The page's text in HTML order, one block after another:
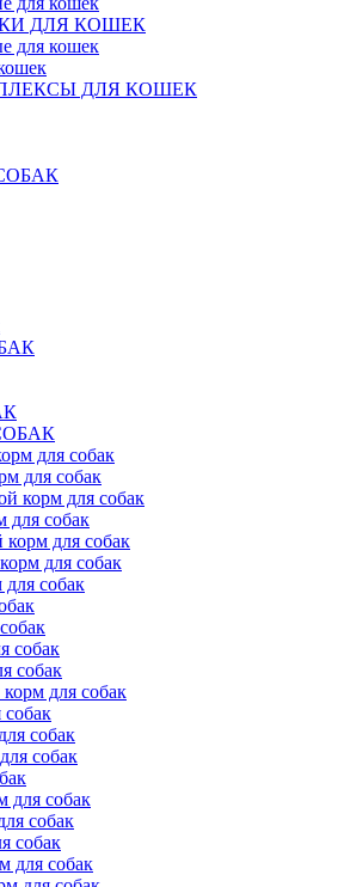
ДЛЯ КОШЕК
для кошек
ДЛЯ КОШЕК
для собак
для собак
для собак
для собак
для собак
для собак
собак
собак
собак
для собак
собак
собак
для собак
собак
собак
для собак